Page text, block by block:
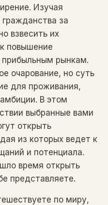
Изучая
за
взвесить их
повышение
прибыльным рынкам.
очарование, но суть
для проживания,
В этом
выбранные вами
открыть
из которых ведет к
и потенциала.
время открыть
представляете.
по миру,